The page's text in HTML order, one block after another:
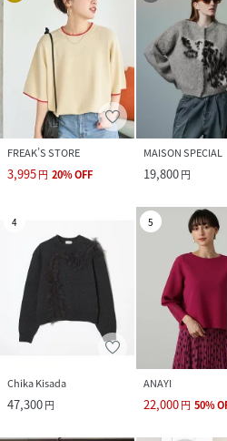
FREAK’S STORE
3,995円 20%OFF
MAISON SPECIAL
19,800円
4
Chika Kisada
47,300円
5
ANAYI
22,000円 50%